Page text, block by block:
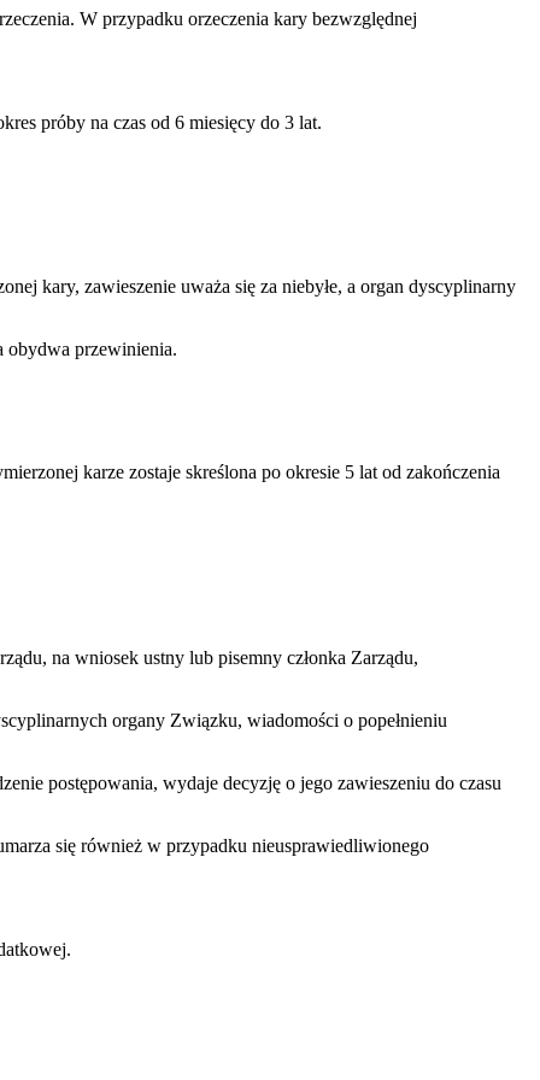
W przypadku orzeczenia kary bezwzględnej
próby na czas od 6 miesięcy do 3 lat.
kary, zawieszenie uważa się za niebyłe, a organ dyscyplinarny
obydwa przewinienia.
karze zostaje skreślona po okresie 5 lat od zakończenia
na wniosek ustny lub pisemny członka Zarządu,
organy Związku, wiadomości o popełnieniu
postępowania, wydaje decyzję o jego zawieszeniu do czasu
się również w przypadku nieusprawiedliwionego